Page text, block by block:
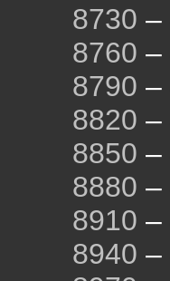
8730 –
8760 –
8790 –
8820 –
8850 –
8880 –
8910 –
8940 –